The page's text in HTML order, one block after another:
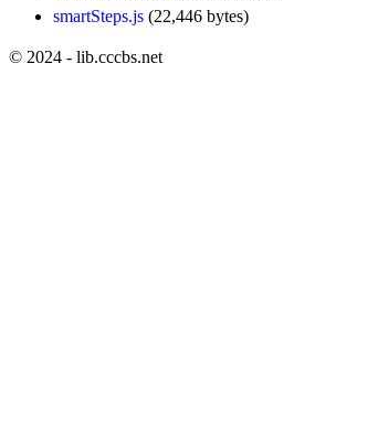
smartSteps.js (22,446 bytes)
© 2024 - lib.cccbs.net